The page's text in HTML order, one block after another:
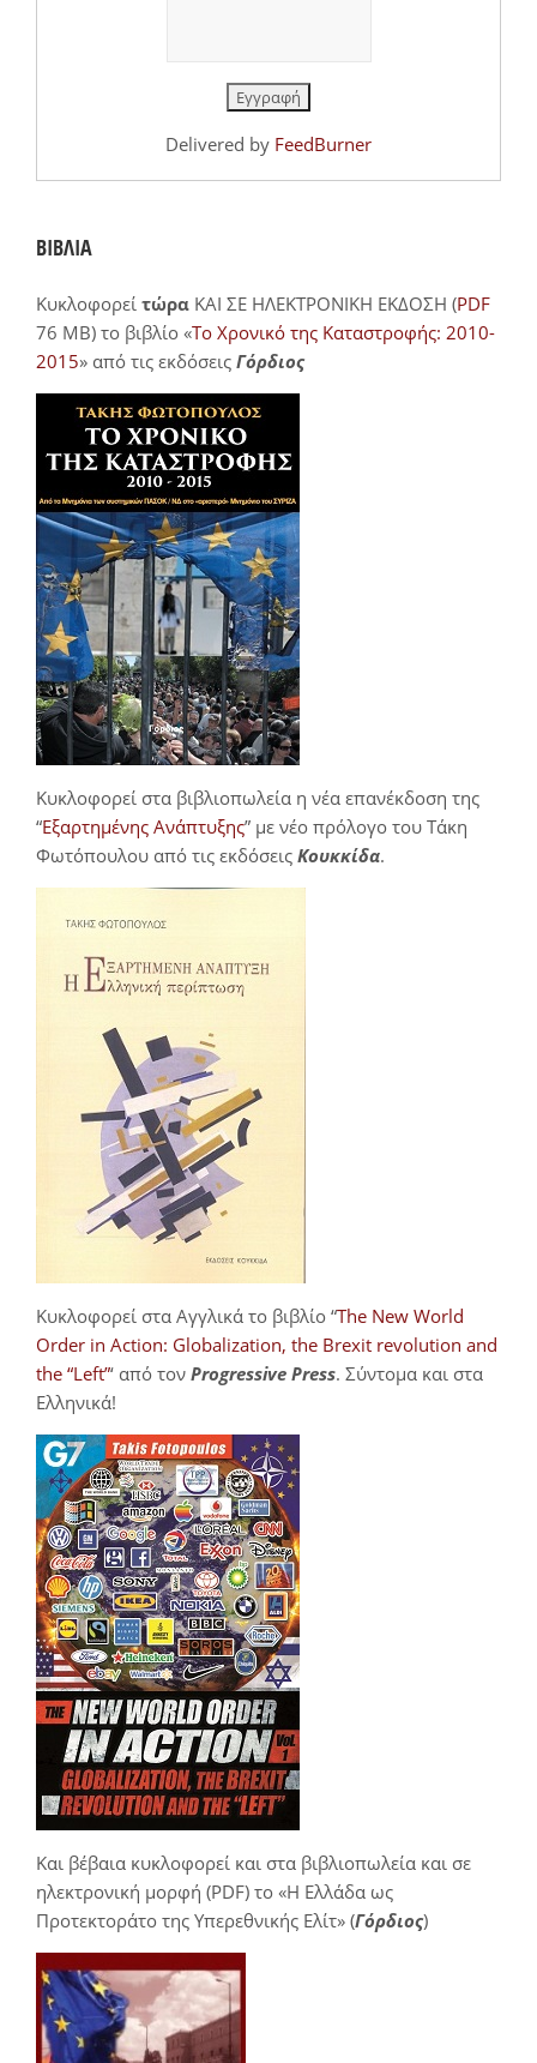
Delivered by FeedBurner
ΒΙΒΛΙΑ
Κυκλοφορεί τώρα ΚΑΙ ΣΕ ΗΛΕΚΤΡΟΝΙΚΗ ΕΚΔΟΣΗ (PDF
76 MB) το βιβλίο «Το Χρονικό της Καταστροφής: 2010-
2015» από τις εκδόσεις Γόρδιος
Κυκλοφορεί στα βιβλιοπωλεία η νέα επανέκδοση της
“Εξαρτημένης Ανάπτυξης” με νέο πρόλογο του Τάκη
Φωτόπουλου από τις εκδόσεις Κουκκίδα.
Κυκλοφορεί στα Αγγλικά το βιβλίο “The New World
Order in Action: Globalization, the Brexit revolution and
the “Left”‘ από τον Progressive Press. Σύντομα και στα
Ελληνικά!
Και βέβαια κυκλοφορεί και στα βιβλιοπωλεία και σε
ηλεκτρονική μορφή (PDF) το «Η Ελλάδα ως
Προτεκτοράτο της Υπερεθνικής Ελίτ» (Γόρδιος)